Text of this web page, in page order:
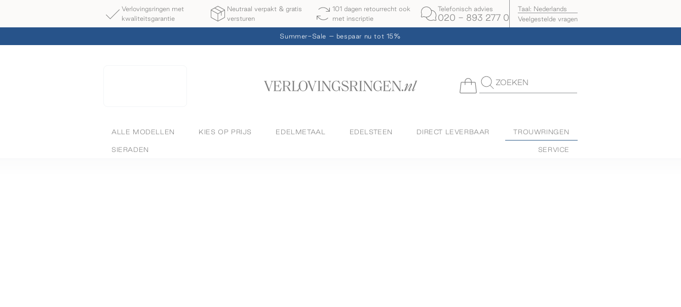
Verlovingsringen met
kwaliteitsgarantie
Neutraal verpakt & gratis
versturen
101 dagen retourrecht ook
met inscriptie
Telefonisch advies
020 - 893 277 0
Taal: Nederlands
Veelgestelde vragen
Summer-Sale – bespaar nu tot 15%
ZOEKEN
ALLE MODELLEN KIES OP PRIJS EDELMETAAL EDELSTEEN DIRECT LEVERBAAR TROUWRINGEN
SIERADEN SERVICE